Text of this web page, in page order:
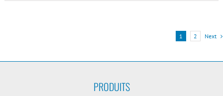
1 2 Next
PRODUITS